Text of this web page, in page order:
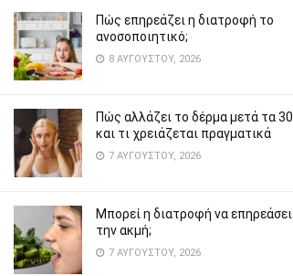
Πώς επηρεάζει η διατροφή το
ανοσοποιητικό;
8 ΑΥΓΟΎΣΤΟΥ, 2026
Πώς αλλάζει το δέρμα μετά τα 30
και τι χρειάζεται πραγματικά
7 ΑΥΓΟΎΣΤΟΥ, 2026
Μπορεί η διατροφή να επηρεάσει
την ακμή;
7 ΑΥΓΟΎΣΤΟΥ, 2026